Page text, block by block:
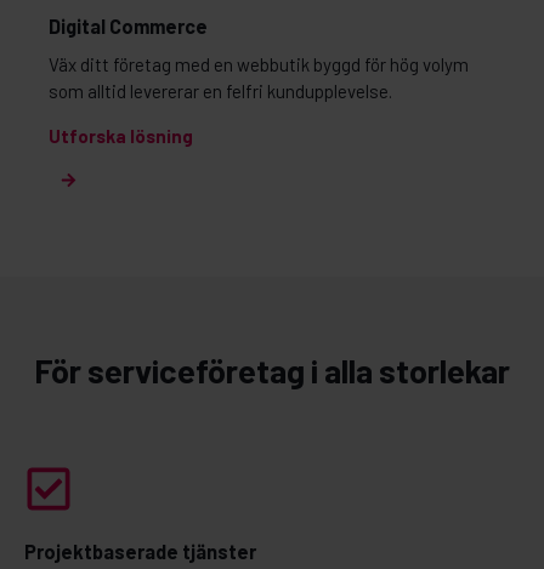
Digital Commerce
Väx ditt företag med en webbutik byggd för hög volym
som alltid levererar en felfri kundupplevelse.
Utforska lösning
För serviceföretag i alla storlekar
Projektbaserade tjänster